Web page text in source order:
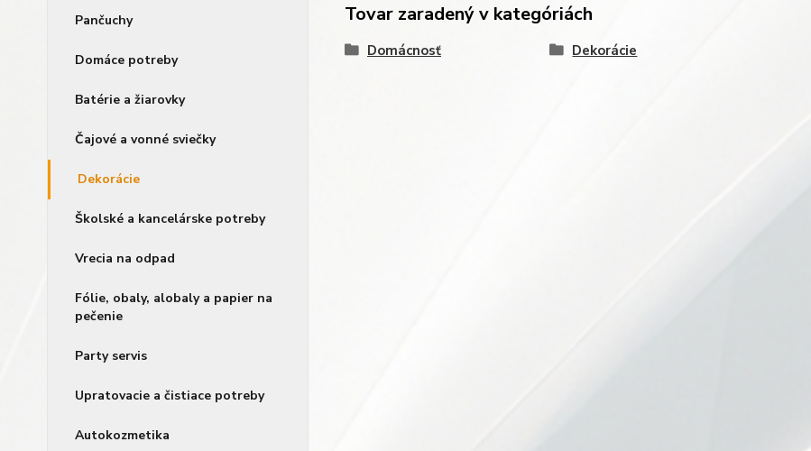
Pančuchy
Domáce potreby
Batérie a žiarovky
Čajové a vonné sviečky
Dekorácie
Školské a kancelárske potreby
Vrecia na odpad
Fólie, obaly, alobaly a papier na
pečenie
Party servis
Upratovacie a čistiace potreby
Autokozmetika
Tovar zaradený v kategóriách
Domácnosť Dekorácie